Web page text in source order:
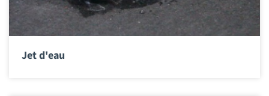
Jet d'eau